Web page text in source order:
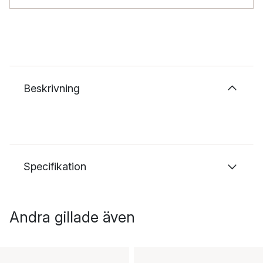
Beskrivning
Specifikation
Andra gillade även